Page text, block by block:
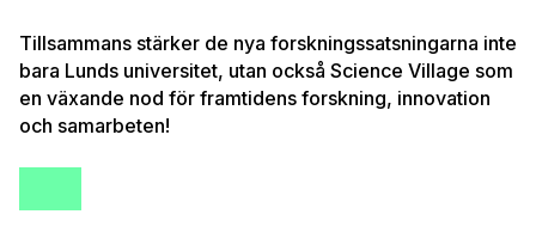
Tillsammans stärker de nya forskningssatsningarna inte
bara Lunds universitet, utan också Science Village som
en växande nod för framtidens forskning, innovation
och samarbeten!